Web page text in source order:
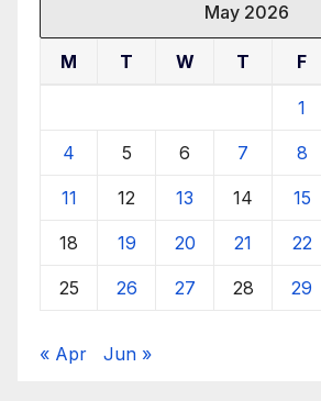
May 2026
M T W T F
1
4 5 6 7 8
11 12 13 14 15
18 19 20 21 22
25 26 27 28 29
« Apr Jun »